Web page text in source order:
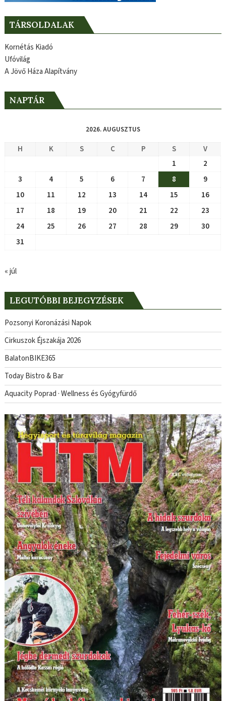
TÁRSOLDALAK
Kornétás Kiadó
Ufóvilág
A Jövő Háza Alapítvány
NAPTÁR
2026. AUGUSZTUS
H K S C P S
V
1
2
3
4 5 6 7 8
9
10
11 12 13 14 15
16
17
18 19 20 21 22
23
24
25 26 27 28 29
30
31
« júl
LEGUTÓBBI BEJEGYZÉSEK
Pozsonyi Koronázási Napok
Cirkuszok Éjszakája 2026
BalatonBIKE365
Today Bistro & Bar
Aquacity Poprad · Wellness és Gyógyfürdő